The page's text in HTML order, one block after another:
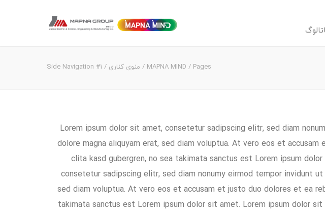
MAPNA MIND / Pages
/ منوی کناری /
Side Navigation #1
Lorem ipsum dolor sit amet, consetetur sadipscing elitr, sed diam
dolore magna aliquyam erat, sed diam voluptua. At vero eos et
clita kasd gubergren, no sea takimata sanctus est Lorem ipsum
consetetur sadipscing elitr, sed diam nonumy eirmod tempor invidunt
sed diam voluptua. At vero eos et accusam et justo duo dolores et ea
takimata sanctus est Lorem ipsum dolor sit amet. Lorem ipsum dolor